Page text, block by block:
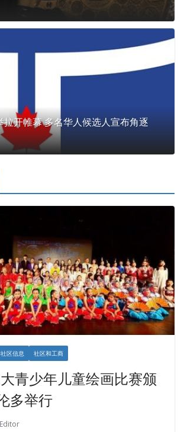
拉开帷幕 多名华人候选人宣布角逐
区信息 社区和工商
青少年儿童绘画比赛颁
多举行
Editor